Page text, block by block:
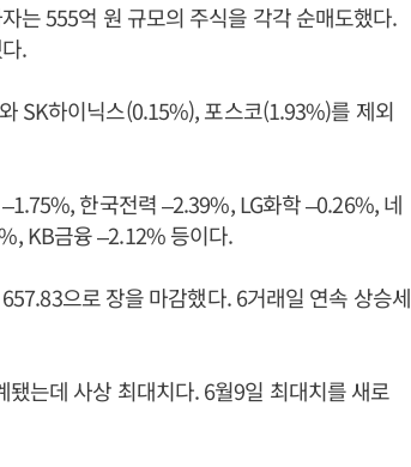
는 555억 원 규모의 주식을 각각 순매도했다.
.
SK하이닉스(0.15%), 포스코(1.93%)를 제외
한국전력 –2.39%, LG화학 –0.26%, 네
KB금융 –2.12% 등이다.
으로 장을 마감했다. 6거래일 연속 상승세
는데 사상 최대치다. 6월9일 최대치를 새로